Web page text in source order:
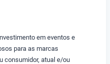
em eventos e
para as marcas
consumidor, atual e/ou